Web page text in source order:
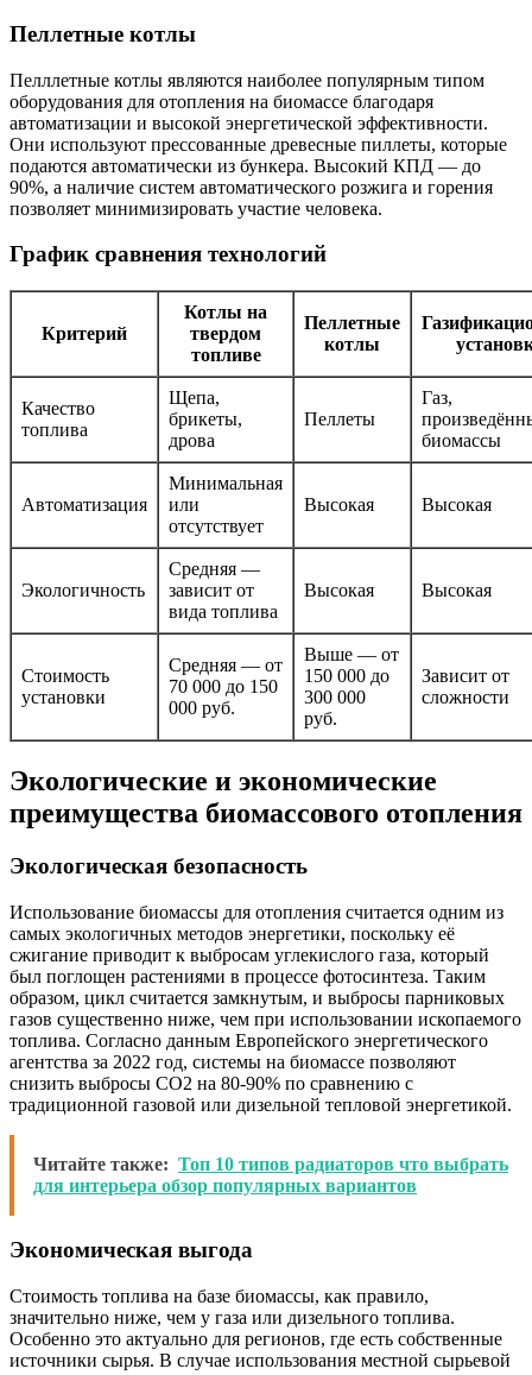
Пеллетные котлы
Пелллетные котлы являются наиболее популярным типом
оборудования для отопления на биомассе благодаря
автоматизации и высокой энергетической эффективности.
Они используют прессованные древесные пиллеты, которые
подаются автоматически из бункера. Высокий КПД — до
90%, а наличие систем автоматического розжига и горения
позволяет минимизировать участие человека.
График сравнения технологий
Критерий
Котлы на
твердом
топливе
Пеллетные
котлы
Качество
топлива
Щепа,
брикеты,
дрова
Пеллеты
Газ,
биомассы
Автоматизация
Минимальная
или
отсутствует
Высокая Высокая
Экологичность
Средняя —
зависит от
вида топлива
Высокая Высокая
Стоимость
установки
Средняя — от
70 000 до 150
000 руб.
Выше — от
150 000 до
300 000
руб.
Зависит от
сложности
Экологические и экономические
преимущества биомассового отопления
Экологическая безопасность
Использование биомассы для отопления считается одним из
самых экологичных методов энергетики, поскольку её
сжигание приводит к выбросам углекислого газа, который
был поглощен растениями в процессе фотосинтеза. Таким
образом, цикл считается замкнутым, и выбросы парниковых
газов существенно ниже, чем при использовании ископаемого
топлива. Согласно данным Европейского энергетического
агентства за 2022 год, системы на биомассе позволяют
снизить выбросы CO2 на 80-90% по сравнению с
традиционной газовой или дизельной тепловой энергетикой.
Читайте также: Топ 10 типов радиаторов что выбрать
для интерьера обзор популярных вариантов
Экономическая выгода
Стоимость топлива на базе биомассы, как правило,
значительно ниже, чем у газа или дизельного топлива.
Особенно это актуально для регионов, где есть собственные
источники сырья. В случае использования местной сырьевой